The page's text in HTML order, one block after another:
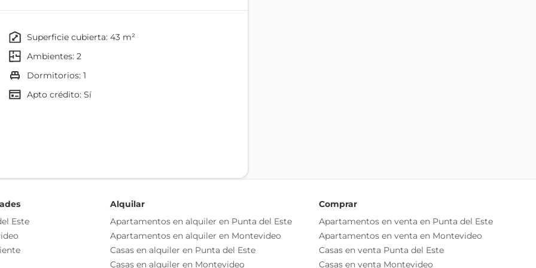
y 2 dormitorios)
0% - ocupación: 10%
obra: 60% - ocupación: 10%
obra: 10% - ocupación: 80%
del inmueble, debiéndose consultar al
cuyos valores son aproximados.
superficie cubierta: 43 m²
ambientes: 2
dormitorios: 1
Apto crédito: Sí
Comedor
Jardín
Este
Alquilar
Apartamentos en alquiler en Punta del Este
Apartamentos en alquiler en Montevideo
Casas en alquiler en Punta del Este
Casas en alquiler en Montevideo
Comprar
Apartamentos en venta en Punta del Este
Apartamentos en venta en Montevideo
Casas en venta Punta del Este
Casas en venta Montevideo